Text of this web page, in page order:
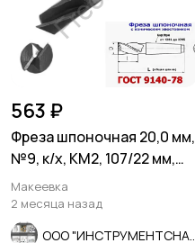
563 ₽
Фреза шпоночная 20,0 мм,
№9, к/х, КМ2, 107/22 мм,
2235-0055, СССР.
Макеевка
2 месяца назад